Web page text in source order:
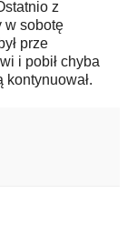
z
w sobotę
prze
i pobił chyba